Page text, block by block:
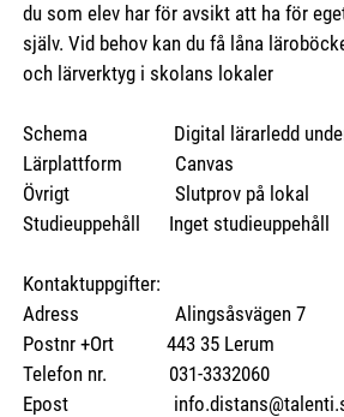
du som elev har för avsikt att ha för
själv. Vid behov kan du få låna
och lärverktyg i skolans lokaler
Schema Digital lärarledd
Lärplattform Canvas
Övrigt Slutprov på lokal
Studieuppehåll Inget studieuppehåll
Kontaktuppgifter:
Adress Alingsåsvägen 7
Postnr +Ort 443 35 Lerum
Telefon nr. 031-3332060
Epost